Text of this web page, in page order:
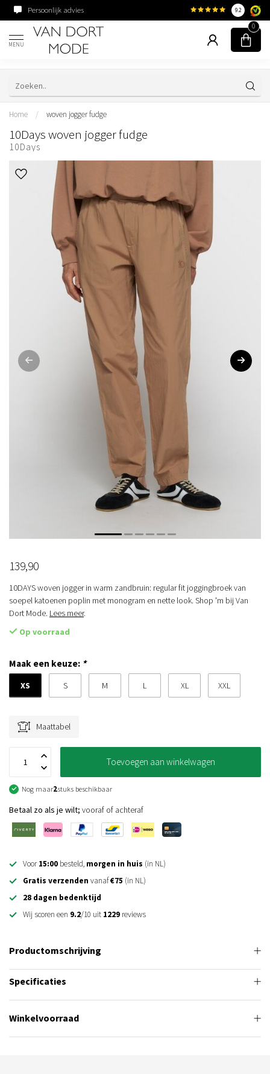
Persoonlijk advies Familiebedrijf sinds
9.2
MENU
0
Home / woven jogger fudge
10Days woven jogger fudge
10Days
139,90
10DAYS woven jogger in warm zandbruin: regular fit joggingbroek van
soepel katoenen poplin met monogram en nette look. Shop 'm bij Van
Dort Mode. Lees meer.
Op voorraad
Maak een keuze: *
XS S M L XL XXL
Maattabel
Toevoegen aan winkelwagen
Nog maar2stuks beschikbaar
Betaal zo als je wilt; vooraf of achteraf
Voor15:00 besteld, morgen in huis (in NL)
Gratis verzenden vanaf€75 (in NL)
28 dagen bedenktijd
Wij scoren een 9.2/10 uit 1229 reviews
Productomschrijving
Specificaties
Winkelvoorraad